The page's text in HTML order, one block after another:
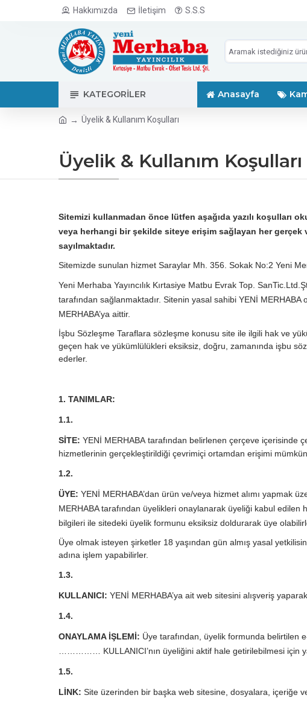
Hakkımızda İletişim S.S.S
KATEGORILER Anasayfa
Üyelik & Kullanım Koşulları
Üyelik & Kullanım Koşulları
Sitemizi kullanmadan önce lütfen aşağıda yazılı koşulları
veya herhangi bir şekilde siteye erişim sağlayan her gerçek
sayılmaktadır.
Sitemizde sunulan hizmet Saraylar Mh. 356. Sokak No:2 Yeni
Yeni Merhaba Yayıncılık Kırtasiye Matbu Evrak Top.
tarafından sağlanmaktadır. Sitenin yasal sahibi YENİ
MERHABA’ya aittir.
İşbu Sözleşme Taraflara sözleşme konusu site ile ilgili hak ve
geçen hak ve yükümlülükleri eksiksiz, doğru, zamanında işbu
ederler.
1. TANIMLAR:
1.1.
SİTE: YENİ MERHABA tarafından belirlenen çerçeve içerisinde
hizmetlerinin gerçekleştirildiği çevrimiçi ortamdan erişimi
1.2.
ÜYE: YENİ MERHABA’dan ürün ve/veya hizmet alımı yapmak
MERHABA tarafından üyelikleri onaylanarak üyeliği kabul
bilgileri ile sitedeki üyelik formunu eksiksiz doldurarak üye
Üye olmak isteyen şirketler 18 yaşından gün almış yasal
adına işlem yapabilirler.
1.3.
KULLANICI: YENİ MERHABA’ya ait web sitesini alışveriş
1.4.
ONAYLAMA İŞLEMİ: Üye tarafından, üyelik formunda belirtilen
…………… KULLANICI’nın üyeliğini aktif hale getirilebilmesi için
1.5.
LİNK: Site üzerinden bir başka web sitesine, dosyalara, içeriğe